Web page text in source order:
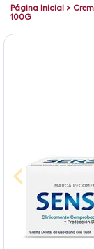
Página Inicial >
100G